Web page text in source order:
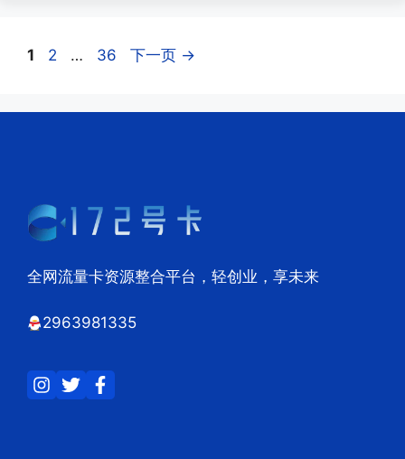
页
1
页
2 …
页
36 下一页 →
全网流量卡资源整合平台，轻创业，享未来
2963981335